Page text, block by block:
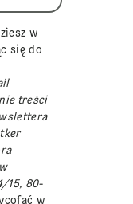
w
się do
treści
15, 80-
w